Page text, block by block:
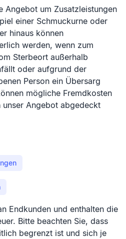
Angebot um Zusatzleistungen
einer Schmuckurne oder
hinaus können
werden, wenn zum
Sterbeort außerhalb
oder aufgrund der
Person ein Übersarg
mögliche Fremdkosten
Angebot abgedeckt
Endkunden und enthalten die
Bitte beachten Sie, dass
begrenzt ist und sich je